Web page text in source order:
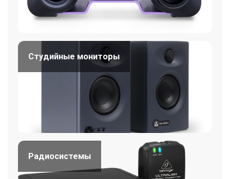
Студийные мониторы
Радиосистемы